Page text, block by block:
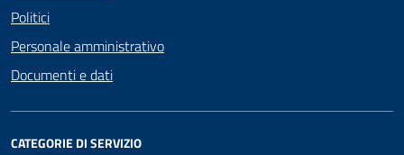
Politici
Personale amministrativo
Documenti e dati
CATEGORIE DI SERVIZIO